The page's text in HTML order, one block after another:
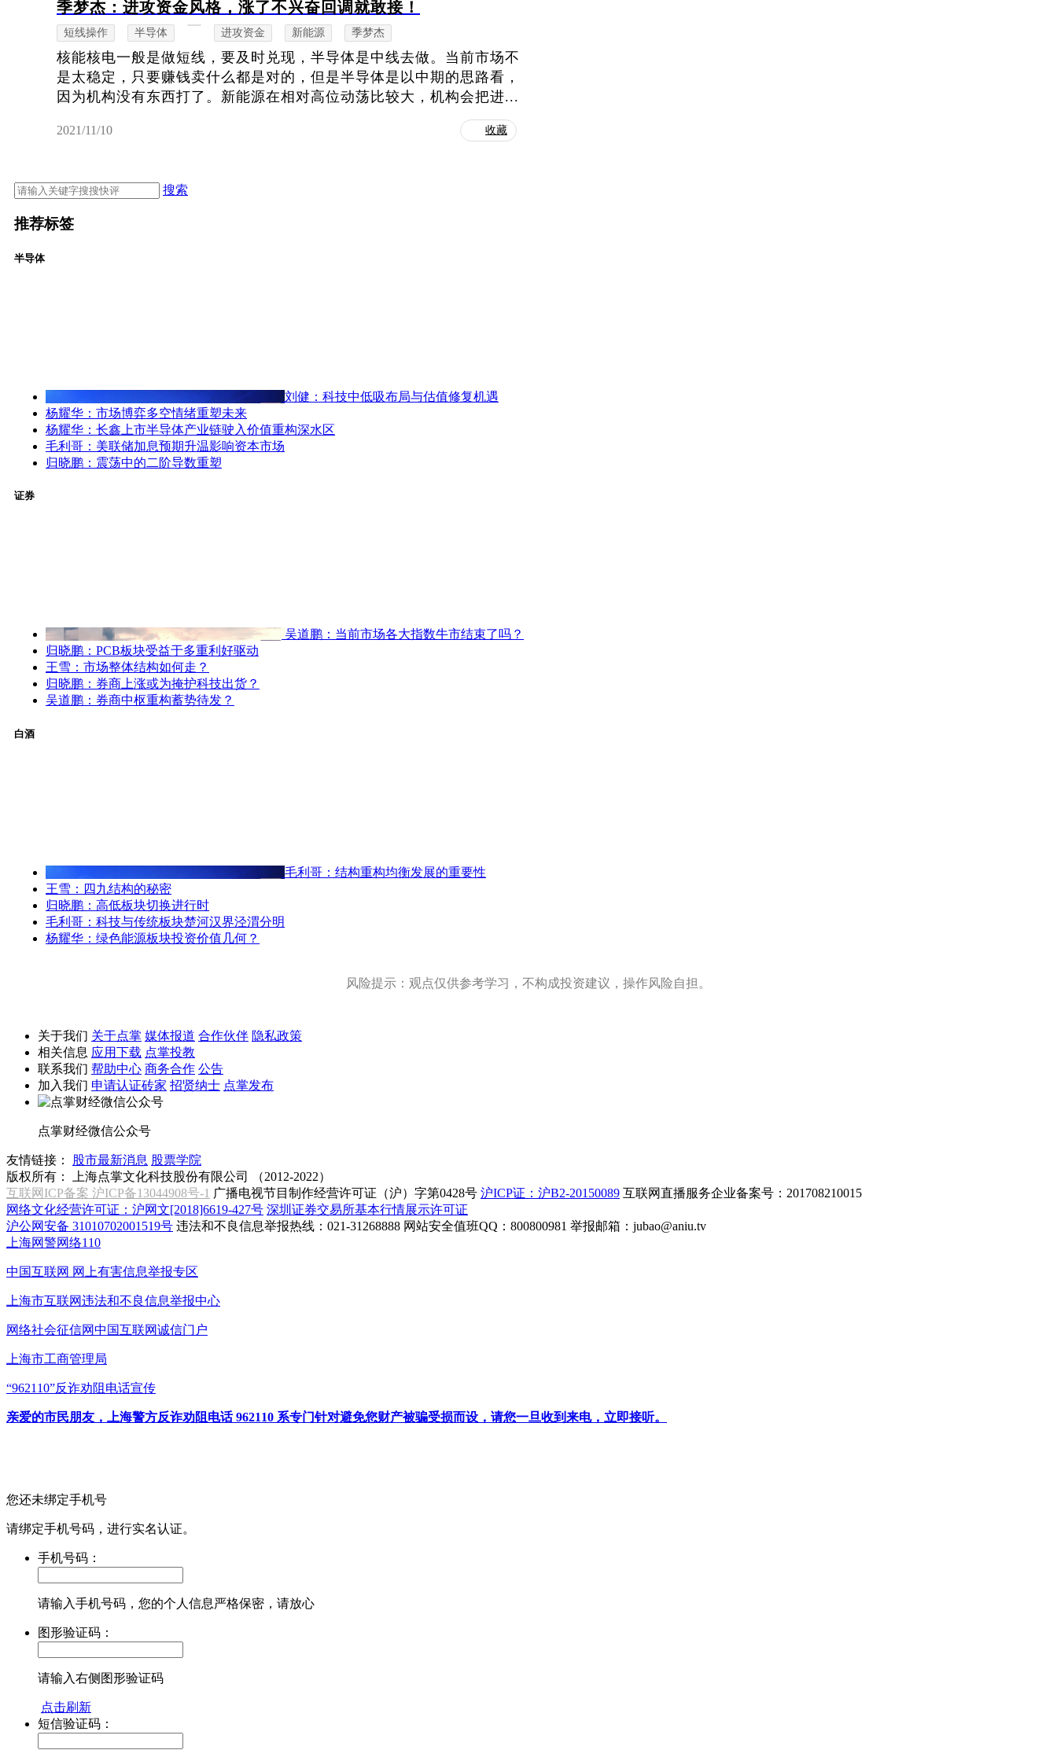
季梦杰：进攻资金风格，涨了不兴奋回调就敢接！
短线操作 半导体 进攻资金 新能源 季梦杰
核能核电一般是做短线，要及时兑现，半导体是中线去做。当前市场不
是太稳定，只要赚钱卖什么都是对的，但是半导体是以中期的思路看，
因为机构没有东西打了。新能源在相对高位动荡比较大，机构会把进...
2021/11/10 收藏
搜索
推荐标签
半导体
刘健：科技中低吸布局与估值修复机遇
杨耀华：市场博弈多空情绪重塑未来
杨耀华：长鑫上市半导体产业链驶入价值重构深水区
毛利哥：美联储加息预期升温影响资本市场
归晓鹏：震荡中的二阶导数重塑
证券
吴道鹏：当前市场各大指数牛市结束了吗？
归晓鹏：PCB板块受益于多重利好驱动
王雪：市场整体结构如何走？
归晓鹏：券商上涨或为掩护科技出货？
吴道鹏：券商中枢重构蓄势待发？
白酒
毛利哥：结构重构均衡发展的重要性
王雪：四九结构的秘密
归晓鹏：高低板块切换进行时
毛利哥：科技与传统板块楚河汉界泾渭分明
杨耀华：绿色能源板块投资价值几何？
风险提示：观点仅供参考学习，不构成投资建议，操作风险自担。
关于我们 关于点掌 媒体报道 合作伙伴 隐私政策
相关信息 应用下载 点掌投教
联系我们 帮助中心 商务合作 公告
加入我们 申请认证砖家 招贤纳士 点掌发布
点掌财经微信公众号
友情链接： 股市最新消息 股票学院
版权所有：
上海点掌文化科技股份有限公司 （2012-2022）
互联网ICP备案 沪ICP备13044908号-1 广播电视节目制作经营许可证（沪）字第0428号 沪ICP证：沪B2-20150089 互联网直播服务企业备案号：201708210015
网络文化经营许可证：沪网文[2018]6619-427号 深圳证券交易所基本行情展示许可证
沪公网安备 31010702001519号 违法和不良信息举报热线：021-31268888 网站安全值班QQ：800800981 举报邮箱： jubao@aniu.tv
上海网警网络110
中国互联网 网上有害信息举报专区
上海市互联网违法和不良信息举报中心
网络社会征信网中国互联网诚信门户
上海市工商管理局
“962110”反诈劝阻电话宣传
亲爱的市民朋友，上海警方反诈劝阻电话 962110 系专门针对避免您财产被骗受损而设，请您一旦收到来电，立即接听。
您还未绑定手机号
请绑定手机号码，进行实名认证。
手机号码：
请输入手机号码，您的个人信息严格保密，请放心
图形验证码：
请输入右侧图形验证码
点击刷新
短信验证码：